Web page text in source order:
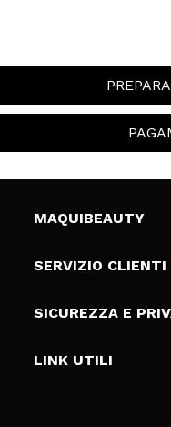
MAQUIBEAUTY
Chi siamo
Gift Cards
SERVIZIO CLIENTI
Spedizioni & Resi
Metodi di
SICUREZZA E
Termini e
LINK UTILI